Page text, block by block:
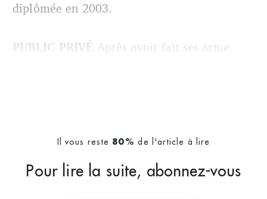
diplômée en 2003.
PUBLIC-PRIVÉ Après avoir fait ses arme
Il vous reste 80% de l'article à lire
Pour lire la suite, abonnez-vous